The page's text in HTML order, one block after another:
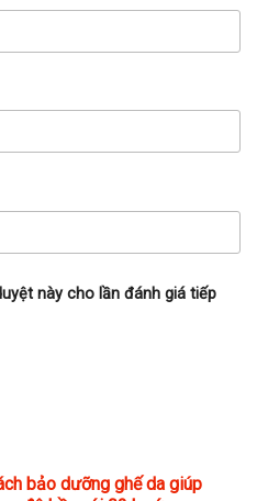
này cho lần đánh giá tiếp
bảo dưỡng ghế da giúp